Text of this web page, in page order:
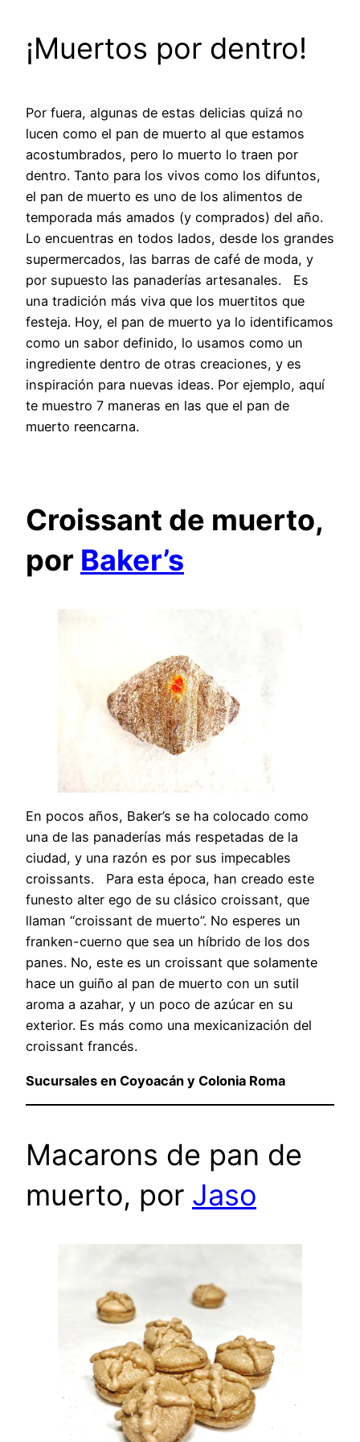
¡Muertos por dentro!
Por fuera, algunas de estas delicias quizá no
lucen como el pan de muerto al que estamos
acostumbrados, pero lo muerto lo traen por
dentro. Tanto para los vivos como los difuntos,
el pan de muerto es uno de los alimentos de
temporada más amados (y comprados) del año.
Lo encuentras en todos lados, desde los grandes
supermercados, las barras de café de moda, y
por supuesto las panaderías artesanales. Es
una tradición más viva que los muertitos que
festeja. Hoy, el pan de muerto ya lo identificamos
como un sabor definido, lo usamos como un
ingrediente dentro de otras creaciones, y es
inspiración para nuevas ideas. Por ejemplo, aquí
te muestro 7 maneras en las que el pan de
muerto reencarna.
Croissant de muerto,
por Baker’s
En pocos años, Baker’s se ha colocado como
una de las panaderías más respetadas de la
ciudad, y una razón es por sus impecables
croissants. Para esta época, han creado este
funesto alter ego de su clásico croissant, que
llaman “croissant de muerto”. No esperes un
franken-cuerno que sea un híbrido de los dos
panes. No, este es un croissant que solamente
hace un guiño al pan de muerto con un sutil
aroma a azahar, y un poco de azúcar en su
exterior. Es más como una mexicanización del
croissant francés.
Sucursales en Coyoacán y Colonia Roma
Macarons de pan de
muerto, por Jaso